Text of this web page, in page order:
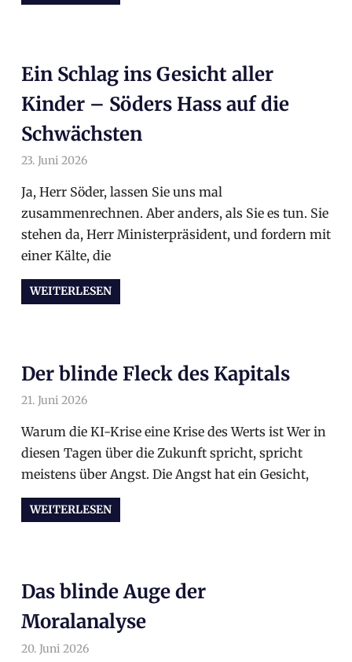
Ein Schlag ins Gesicht aller
Kinder – Söders Hass auf die
Schwächsten
23. Juni 2026
Ja, Herr Söder, lassen Sie uns mal
zusammenrechnen. Aber anders, als Sie es tun. Sie
stehen da, Herr Ministerpräsident, und fordern mit
einer Kälte, die
WEITERLESEN
Der blinde Fleck des Kapitals
21. Juni 2026
Warum die KI-Krise eine Krise des Werts ist Wer in
diesen Tagen über die Zukunft spricht, spricht
meistens über Angst. Die Angst hat ein Gesicht,
WEITERLESEN
Das blinde Auge der
Moralanalyse
20. Juni 2026